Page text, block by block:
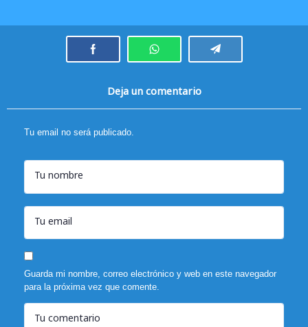
Deja un comentario
Tu email no será publicado.
Tu nombre
Tu email
Guarda mi nombre, correo electrónico y web en este navegador
para la próxima vez que comente.
Tu comentario